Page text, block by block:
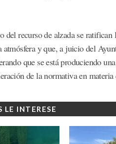
del recurso de alzada se
atmósfera y que, a juicio del
que se está produciendo
de la normativa en
LE INTERESE